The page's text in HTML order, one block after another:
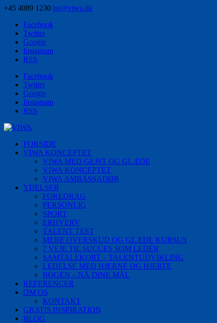
+45 4089 1230 bn@viwa.dk
Facebook
Twitter
Google
Instagram
RSS
Facebook
Twitter
Google
Instagram
RSS
FORSIDE
VIWA KONCEPTET
VIWA MED GEJST OG GLÆDE
VIWA KONCEPTET
VIWA AMBASSADØR
YDELSER
FOREDRAG
PERSONLIG
SPORT
ERHVERV
TALENT TEST
MERE OVERSKUD OG GLÆDE KURSUS
7 VEJE TIL SUCCES SOM LEDER
SAMTALEKORT – TALENTUDVIKLING
LEDELSE MED HJERNE OG HJERTE
BOGEN – NÅ DINE MÅL
REFERENCER
OM OS
KONTAKT
GRATIS INSPIRATION
BLOG